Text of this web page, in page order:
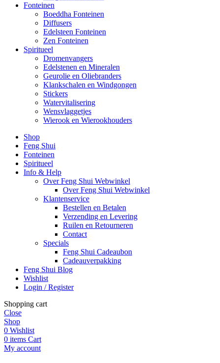
Fonteinen
Boeddha Fonteinen
Diffusers
Edelsteen Fonteinen
Zen Fonteinen
Spiritueel
Dromenvangers
Edelstenen en Mineralen
Geurolie en Oliebranders
Klankschalen en Windgongen
Stickers
Watervitalisering
Wensvlaggetjes
Wierook en Wierookhouders
Shop
Feng Shui
Fonteinen
Spiritueel
Info & Help
Over Feng Shui Webwinkel
Over Feng Shui Webwinkel
Klantenservice
Bestellen en Betalen
Verzending en Levering
Ruilen en Retourneren
Contact
Specials
Feng Shui Cadeaubon
Cadeauverpakking
Feng Shui Blog
Wishlist
Login / Register
Shopping cart
Close
Shop
0 Wishlist
0 items Cart
My account